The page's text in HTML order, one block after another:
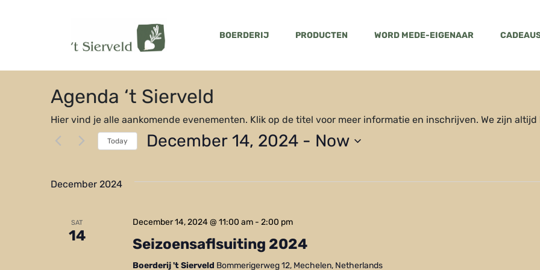
BOERDERIJ PRODUCTEN WORD MEDE-EIGENAAR
Agenda ‘t Sierveld
Hier vind je alle aankomende evenementen. Klik op de titel voor meer informatie en inschrijven. We zijn
Today December 14, 2024 - Now
date.
December 2024
SAT
14
December 14, 2024 @ 11:00 am- 2:00 pm
Seizoensaflsuiting 2024
Boerderij 't Sierveld Bommerigerweg 12, Mechelen, Netherlands